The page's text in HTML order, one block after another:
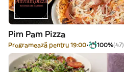
Pim Pam Pizza
Programează pentru 19:00 100%(47)